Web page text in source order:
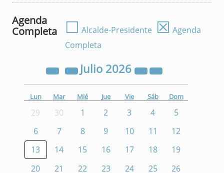
Agenda
Completa
☐ Alcalde-Presidente ☒ Agenda
Completa
Julio 2026
Lun Mar Mié Jue Vie Sáb Dom
29 30 1 2 3 4
5
6
7 8 9 10 11
12
13
14 15 16 17 18
19
20
21 22 23 24 25
26